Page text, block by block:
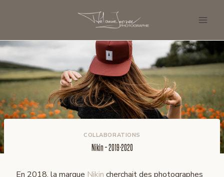
COLLABORATIONS
Nikin – 2019-2020
En 2018, la marque Nikin cherchait des photographes